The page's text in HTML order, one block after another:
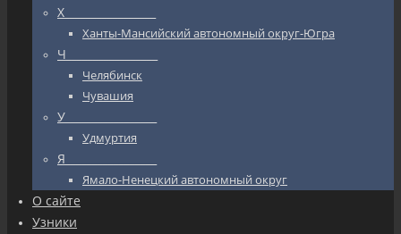
Х_________________
Ханты-Мансийский автономный округ-Югра
Ч_________________
Челябинск
Чувашия
У_________________
Удмуртия
Я_________________
Ямало-Ненецкий автономный округ
О сайте
Узники